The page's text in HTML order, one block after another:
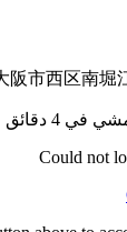
4 دقائق
Could not